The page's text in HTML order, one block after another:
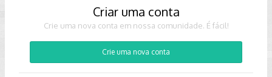
Criar uma conta
Crie uma nova conta em nossa comunidade. É fácil!
Crie uma nova conta